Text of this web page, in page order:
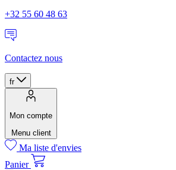
+32 55 60 48 63
Contactez nous
fr
Mon compte
Menu client
Ma liste d'envies
Panier